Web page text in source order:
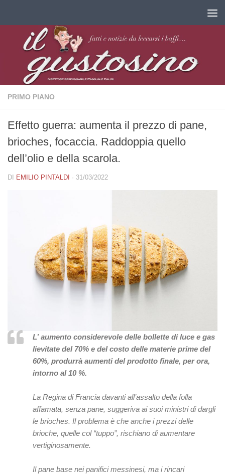
PRIMO PIANO
Effetto guerra: aumenta il prezzo di pane,
brioches, focaccia. Raddoppia quello
dell’olio e della scarola.
DI EMILIO PINTALDI · 31/03/2022
L’ aumento considerevole delle bollette di luce e gas
lievitate del 70% e del costo delle materie prime del
60%, produrrà aumenti del prodotto finale, per ora,
intorno al 10 %.
La Regina di Francia davanti all’assalto della folla
affamata, senza pane, suggeriva ai suoi ministri di dargli
le brioches. Il problema è che anche i prezzi delle
brioche, quelle col “tuppo”, rischiano di aumentare
vertiginosamente.
Il pane base nei panifici messinesi, ma i rincari